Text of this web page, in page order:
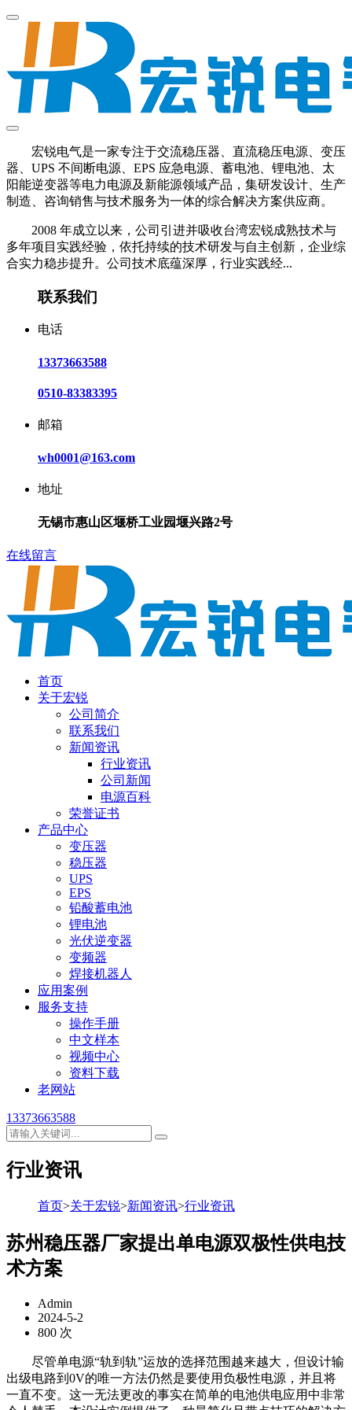
宏锐电气是一家专注于交流稳压器、直流稳压电源、变压
器、UPS 不间断电源、EPS 应急电源、蓄电池、锂电池、太
阳能逆变器等电力电源及新能源领域产品，集研发设计、生产
制造、咨询销售与技术服务为一体的综合解决方案供应商。
2008 年成立以来，公司引进并吸收台湾宏锐成熟技术与
多年项目实践经验，依托持续的技术研发与自主创新，企业综
合实力稳步提升。公司技术底蕴深厚，行业实践经...
联系我们
电话
13373663588
0510-83383395
邮箱
wh0001@163.com
地址
无锡市惠山区堰桥工业园堰兴路2号
在线留言
首页
关于宏锐
公司简介
联系我们
新闻资讯
行业资讯
公司新闻
电源百科
荣誉证书
产品中心
变压器
稳压器
UPS
EPS
铅酸蓄电池
锂电池
光伏逆变器
变频器
焊接机器人
应用案例
服务支持
操作手册
中文样本
视频中心
资料下载
老网站
13373663588
行业资讯
首页>关于宏锐>新闻资讯>行业资讯
苏州稳压器厂家提出单电源双极性供电技
术方案
Admin
2024-5-2
800 次
尽管单电源“轨到轨”运放的选择范围越来越大，但设计输
出级电路到0V的唯一方法仍然是要使用负极性电源，并且将
一直不变。这一无法更改的事实在简单的电池供电应用中非常